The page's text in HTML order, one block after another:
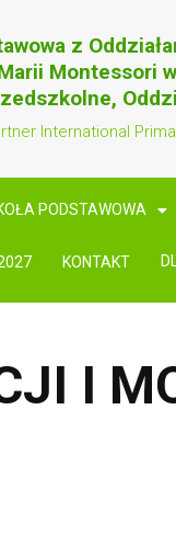
z
Montessori
International
PODSTAWOWA
KONTAKT
I